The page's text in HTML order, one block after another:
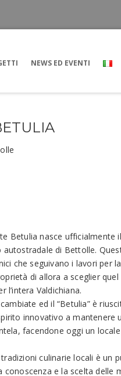
NEWS ED EVENTI
Betulia nasce ufficialmente
autostradale di Bettolle.
che seguivano i lavori per
di allora a sceglier
l’intera Valdichiana.
ed il “Betulia” è
innovativo a mantenere
facendone oggi un
culinarie locali è un
e la scelta delle